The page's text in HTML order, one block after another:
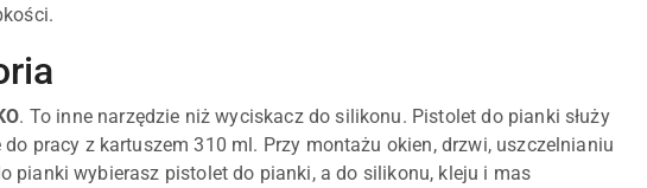
. To inne narzędzie niż wyciskacz do silikonu. Pistolet do pianki służy
pracy z kartuszem 310 ml. Przy montażu okien, drzwi, uszczelnianiu
pianki wybierasz pistolet do pianki, a do silikonu, kleju i mas